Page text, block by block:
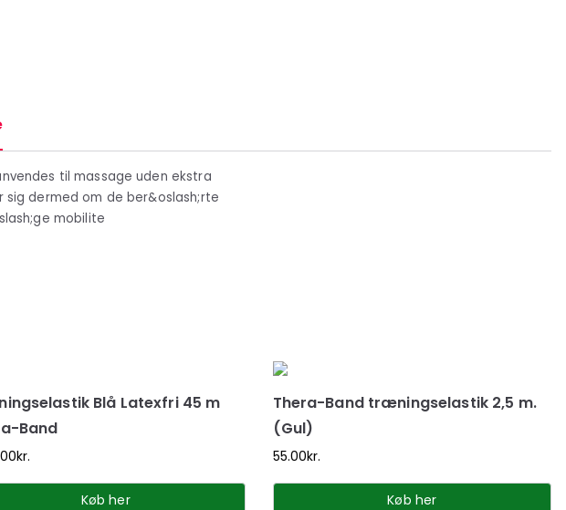
til massage uden ekstra
sig dermed om de ber&oslash;rte
mobilite
Blå Latexfri 45 m
Band
kr.
Køb her
Thera-Band træningselastik 2,5 m.
(Gul)
55.00kr.
Køb her